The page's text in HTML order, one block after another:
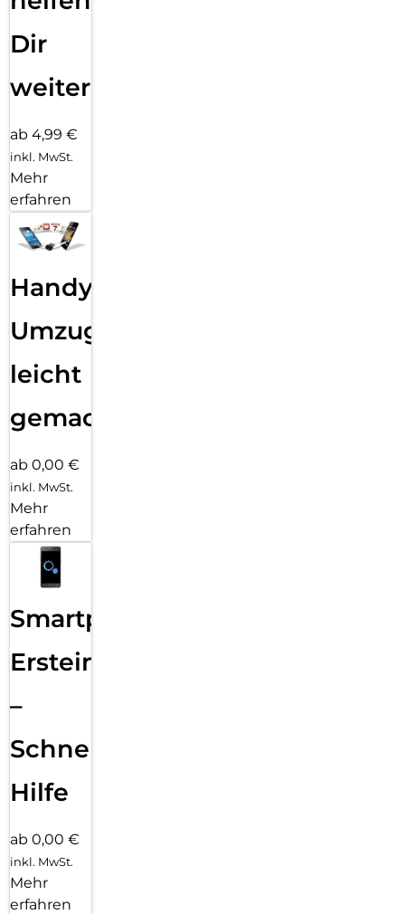
Dir
weiter
ab 4,99 €
inkl. MwSt.
Mehr
erfahren
Handy
Umzug
leicht
gemacht!
ab 0,00 €
inkl. MwSt.
Mehr
erfahren
Smartphone
Ersteinrichtung
–
Schnelle
Hilfe
ab 0,00 €
inkl. MwSt.
Mehr
erfahren